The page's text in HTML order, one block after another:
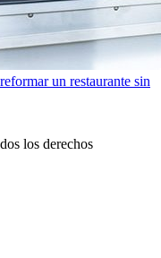
un restaurante sin
los derechos